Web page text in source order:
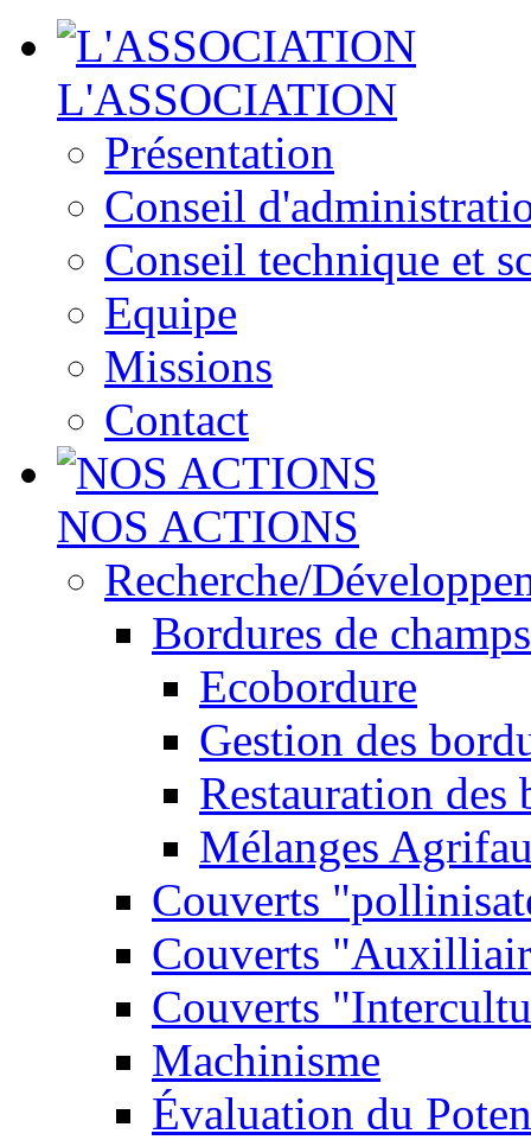
L'ASSOCIATION
Présentation
Conseil
Conseil technique et
Equipe
Missions
Contact
NOS ACTIONS
Recherche/
Bordures de champs
Ecobordure
Gestion des
Restauration des
Mélanges
Couverts
Couverts
Couverts
Machinisme
Évaluation du